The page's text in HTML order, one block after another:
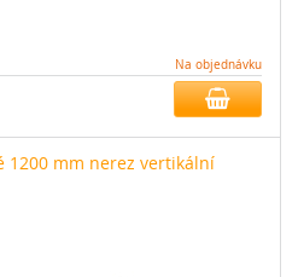
Na objednávku
1200 mm nerez vertikální